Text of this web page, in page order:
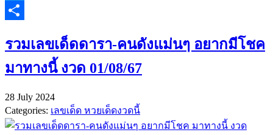
Twitter
รวมเลขเด็ดดารา-คนดังแม่นๆ อยากมีโชค
มาทางนี้ งวด 01/08/67
28 July 2024
Categories: เลขเด็ด หวยเด็ดงวดนี้